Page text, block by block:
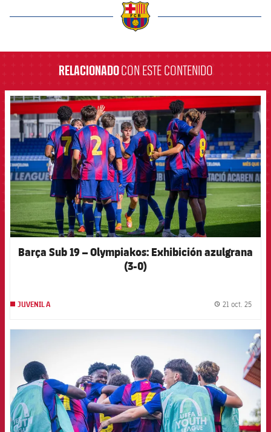
RELACIONADOCON ESTE CONTENIDO
FCB Barcelona badge
Barça Sub 19 – Olympiakos: Exhibición azulgrana
(3-0)
JUVENIL A 21 oct. 25